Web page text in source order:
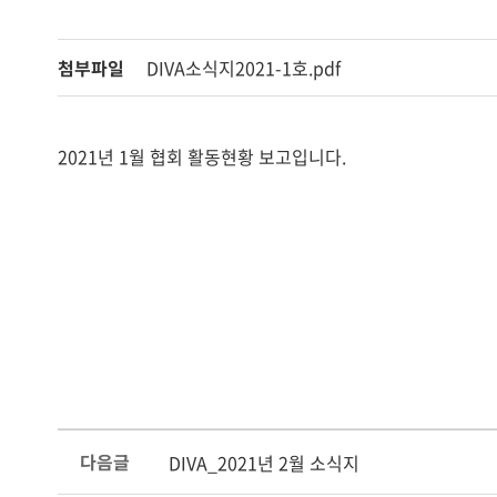
첨부파일 DIVA소식지2021-1호.pdf
2021년 1월 협회 활동현황 보고입니다.
다음글 DIVA_2021년 2월 소식지